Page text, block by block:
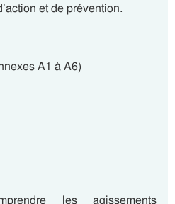
et de prévention.
A1 à A6)
les agissements